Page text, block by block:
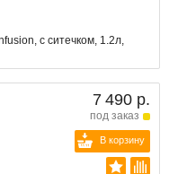
с ситечком, 1.2л,
7 490 р.
под заказ
В корзину